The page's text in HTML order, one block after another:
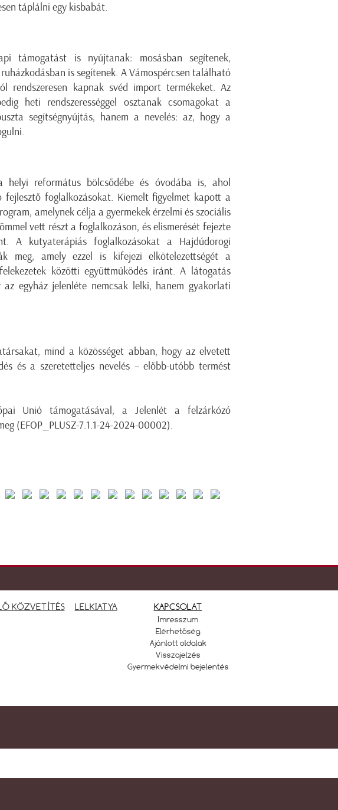
táplálni egy kisbabát.
támogatást is nyújtanak: mosásban segítenek,
is segítenek. A Vámospércsen található
rendszeresen kapnak svéd import termékeket. Az
heti rendszerességgel osztanak csomagokat a
segítségnyújtás, hanem a nevelés: az, hogy a
református bölcsődébe és óvodába is, ahol
fejlesztő foglalkozásokat. Kiemelt figyelmet kapott a
amelynek célja a gyermekek érzelmi és szociális
vett részt a foglalkozáson, és elismerését fejezte
A kutyaterápiás foglalkozásokat a Hajdúdorogi
meg, amely ezzel is kifejezi elkötelezettségét a
közötti együttműködés iránt. A látogatás
egyház jelenléte nemcsak lelki, hanem gyakorlati
mind a közösséget abban, hogy az elvetett
és a szeretetteljes nevelés – előbb-utóbb termést
Unió támogatásával, a Jelenlét a felzárkózó
(EFOP_PLUSZ-7.1.1-24-2024-00002).
KÖZVETÍTÉS LELKIATYA KAPCSOLAT
Imresszum
Elérhetőség
Ajánlott oldalak
Visszajelzés
Gyermekvédelmi bejelentés